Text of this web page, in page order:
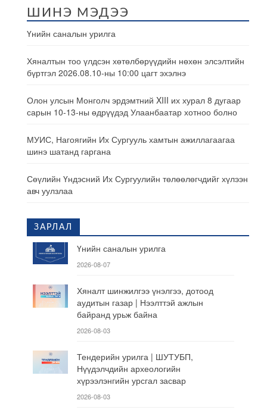
ШИНЭ МЭДЭЭ
Үнийн саналын урилга
Хяналтын тоо үлдсэн хөтөлбөрүүдийн нөхөн элсэлтийн
бүртгэл 2026.08.10-ны 10:00 цагт эхэлнэ
Олон улсын Монголч эрдэмтний XIII их хурал 8 дугаар
сарын 10-13-ны өдрүүдэд Улаанбаатар хотноо болно
МУИС, Нагоягийн Их Сургууль хамтын ажиллагаагаа
шинэ шатанд гаргана
Сөүлийн Үндэсний Их Сургуулийн төлөөлөгчдийг хүлээн
авч уулзлаа
ЗАРЛАЛ
Үнийн саналын урилга
2026-08-07
Хяналт шинжилгээ үнэлгээ, дотоод
аудитын газар | Нээлттэй ажлын
байранд урьж байна
2026-08-03
Тендерийн урилга | ШУТУБП,
Нүүдэлчдийн археологийн
хүрээлэнгийн урсгал засвар
2026-08-03